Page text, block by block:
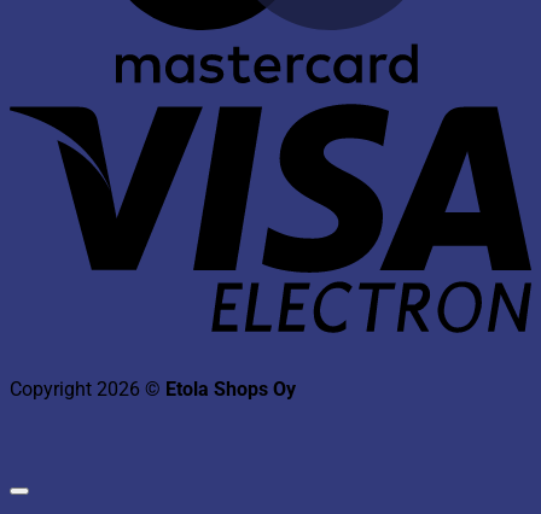
Copyright 2026 © Etola Shops Oy